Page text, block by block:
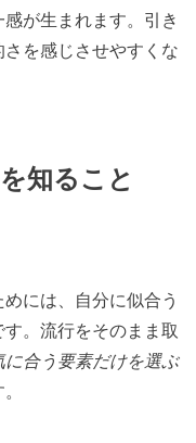
が生まれます。引き
を感じさせやすくな
知ること
には、自分に似合う
。流行をそのまま取
に合う要素だけを選ぶ